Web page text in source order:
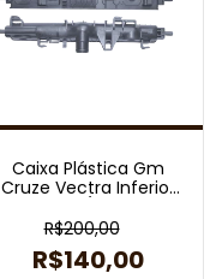
Caixa Plástica Gm
Cruze Vectra Inferior
R$200,00
R$140,00